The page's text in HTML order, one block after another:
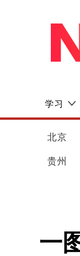
学习
北京
贵州
一